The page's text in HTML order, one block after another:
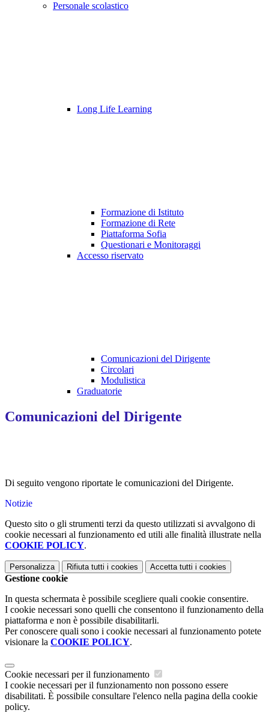
Personale scolastico
Long Life Learning
Formazione di Istituto
Formazione di Rete
Piattaforma Sofia
Questionari e Monitoraggi
Accesso riservato
Comunicazioni del Dirigente
Circolari
Modulistica
Graduatorie
Comunicazioni del Dirigente
Di seguito vengono riportate le comunicazioni del Dirigente.
Notizie
Questo sito o gli strumenti terzi da questo utilizzati si avvalgono di
cookie necessari al funzionamento ed utili alle finalità illustrate nella
COOKIE POLICY.
Personalizza Rifiuta tutti i cookies Accetta tutti i cookies
Gestione cookie
In questa schermata è possibile scegliere quali cookie consentire.
I cookie necessari sono quelli che consentono il funzionamento della
piattaforma e non è possibile disabilitarli.
Per conoscere quali sono i cookie necessari al funzionamento potete
visionare la COOKIE POLICY.
Cookie necessari per il funzionamento
I cookie necessari per il funzionamento non possono essere
disabilitati. È possibile consultare l'elenco nella pagina della cookie
policy.